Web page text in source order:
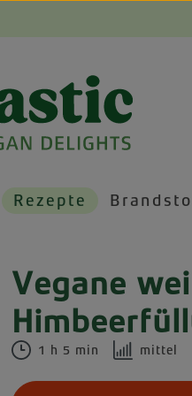
Rezepte
Vegane
1 h 5 min mittel